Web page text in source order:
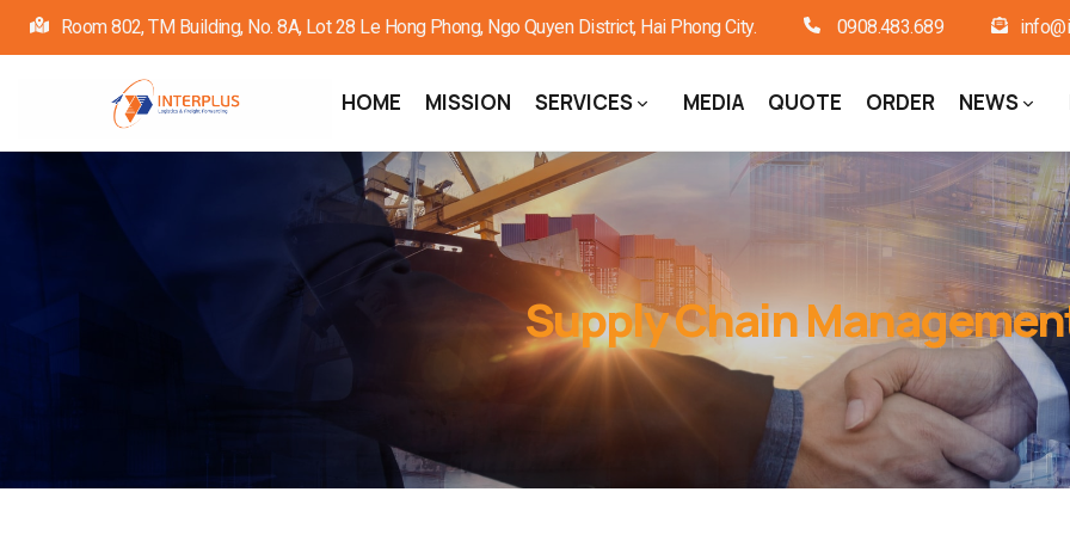
Skip
to
Room 802, TM Building, No. 8A, Lot 28 Le Hong Phong, Ngo Quyen District, Hai Phong City. 0908.483.689
Main
HOME MISSION SERVICES MEDIA QUOTE ORDER NEWS
Supply Chain